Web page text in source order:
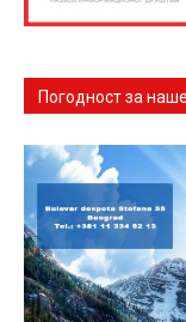
Погодност за